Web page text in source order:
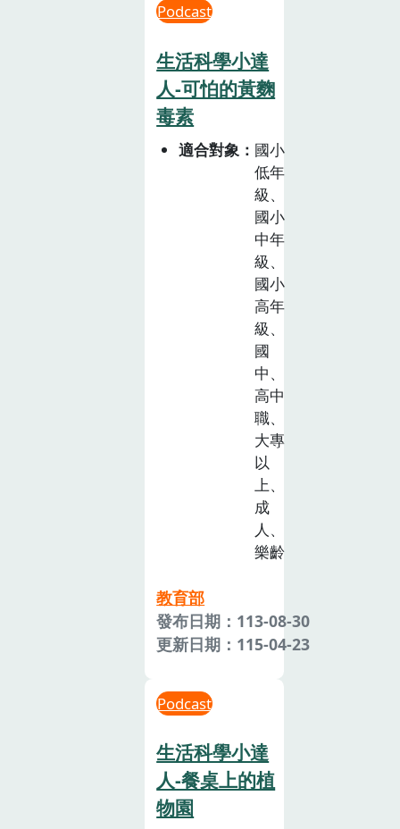
Podcast
生活科學小達
人-可怕的黃麴
毒素
適合對象
國小
低年
級、
國小
中年
級、
國小
高年
級、
國
中、
高中
職、
大專
以
上、
成
人、
樂齡
教育部
發布日期：113-08-30
更新日期：115-04-23
Podcast
生活科學小達
人-餐桌上的植
物園